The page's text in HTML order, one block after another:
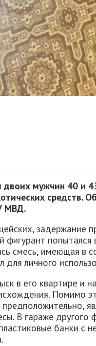
двоих мужчин 40 и
средств.
МВД.
задержание
попытался
смесь, имеющая в
личного
в его квартире и
Помимо
В гараже другого
банки с